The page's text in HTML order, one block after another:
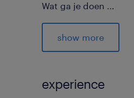
Wat ga je doen ...
De werkdag als
lekker vroeg.
in de cabine. De
uit zware betonnen
en grote
show more
experience